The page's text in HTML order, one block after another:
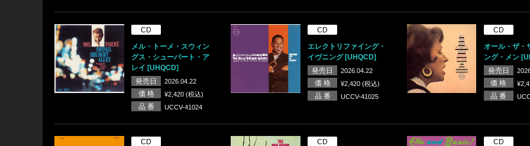
CD
メル・トーメ・スウィン
グス・シューバート・ア
レイ [UHQCD]
発売日
2026.04.22
価 格 ¥2,420 (税込)
品 番 UCCV-41024
CD
エレクトリファイング・
イヴニング [UHQCD]
発売日
2026.04.22
価 格 ¥2,420 (税込)
品 番 UCCV-41025
CD
オール・ザ・
ング・メン
発売日
価 格
品 番
CD CD CD